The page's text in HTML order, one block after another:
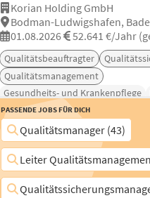
Korian Holding GmbH
Bodman-Ludwigshafen,
01.08.2026
52.641 €/Jahr
Qualitätsbeauftragter
Qualitätsmanagement
Gesundheits- und Krankenpflege
Passende Jobs für Dich
Qualitätsmanager (43)
Leiter